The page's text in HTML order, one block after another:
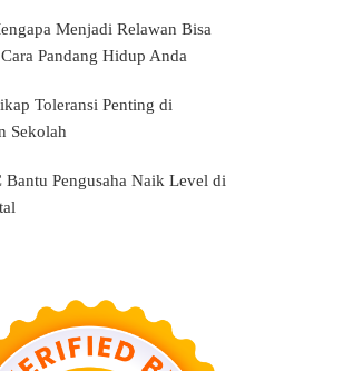
Menjadi Relawan Bisa
Pandang Hidup Anda
Toleransi Penting di
Sekolah
Bantu Pengusaha Naik Level di